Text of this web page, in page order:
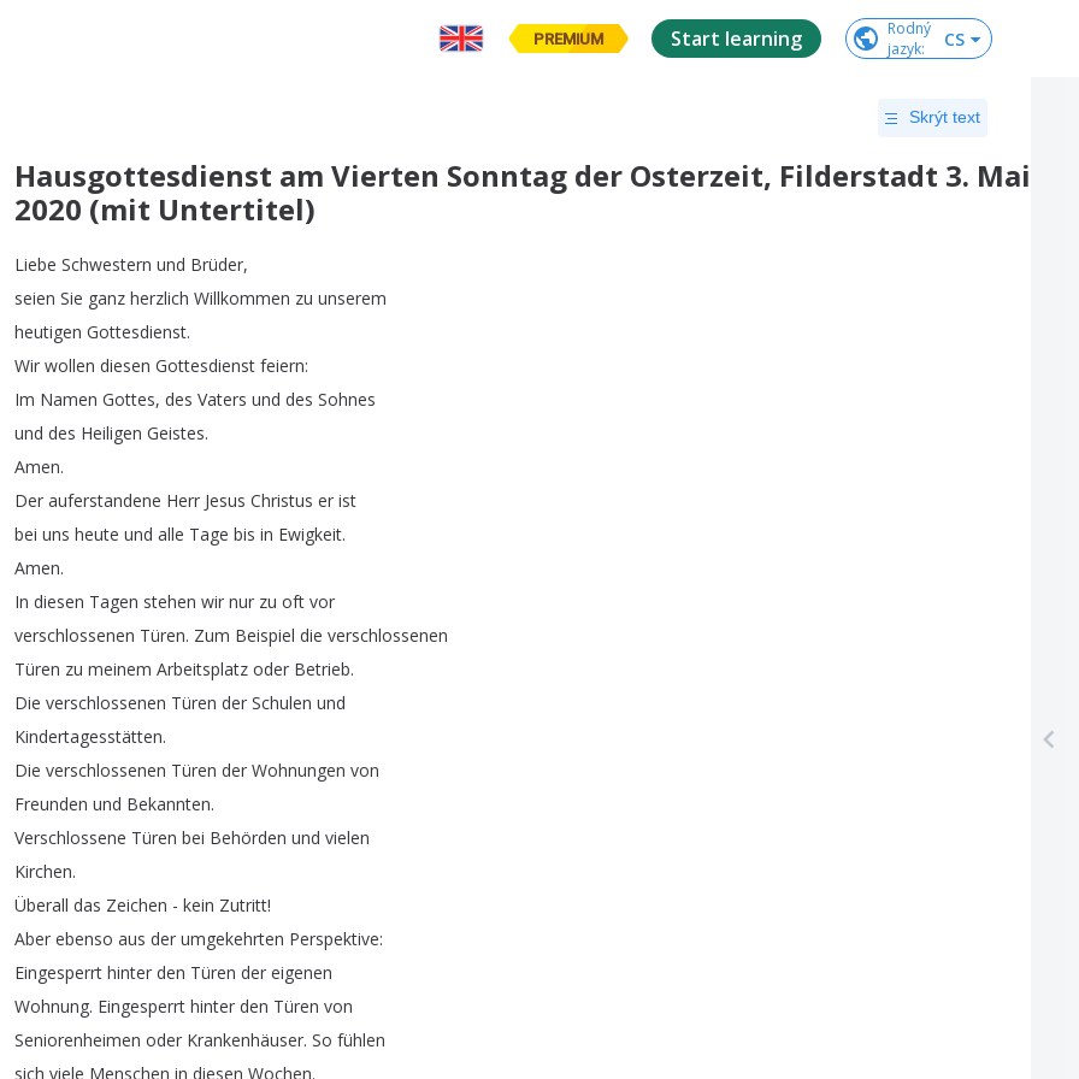
PREMIUM Start learning
Rodný
jazyk: CS
Skrýt text
Hausgottesdienst am Vierten Sonntag der Osterzeit, Filderstadt 3. Mai
2020 (mit Untertitel)
Liebe Schwestern und Brüder,
seien Sie ganz herzlich Willkommen zu unserem
heutigen Gottesdienst.
Wir wollen diesen Gottesdienst feiern:
Im Namen Gottes, des Vaters und des Sohnes
und des Heiligen Geistes.
Amen.
Der auferstandene Herr Jesus Christus er ist
bei uns heute und alle Tage bis in Ewigkeit.
Amen.
In diesen Tagen stehen wir nur zu oft vor
verschlossenen Türen. Zum Beispiel die verschlossenen
Türen zu meinem Arbeitsplatz oder Betrieb.
Die verschlossenen Türen der Schulen und
Kindertagesstätten.
Die verschlossenen Türen der Wohnungen von
Freunden und Bekannten.
Verschlossene Türen bei Behörden und vielen
Kirchen.
Überall das Zeichen - kein Zutritt!
Aber ebenso aus der umgekehrten Perspektive:
Eingesperrt hinter den Türen der eigenen
Wohnung. Eingesperrt hinter den Türen von
Seniorenheimen oder Krankenhäuser. So fühlen
sich viele Menschen in diesen Wochen.